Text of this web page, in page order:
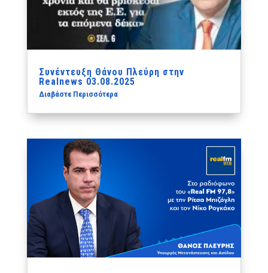
Συνέντευξη Θάνου Πλεύρη στην
Realnews 03.08.2025
Διαβάστε Περισσότερα